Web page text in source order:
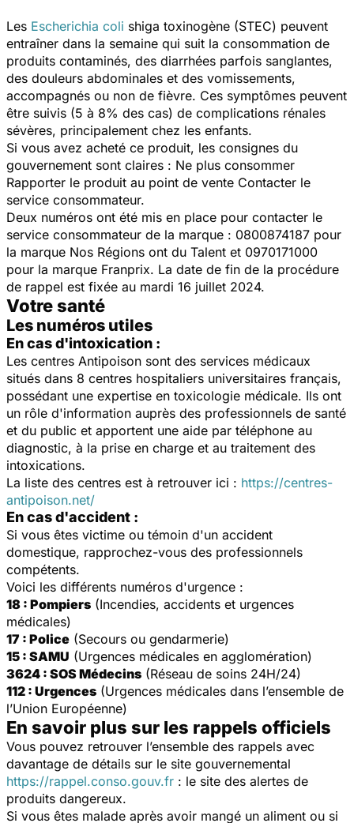
Les Escherichia coli shiga toxinogène (STEC) peuvent
entraîner dans la semaine qui suit la consommation de
produits contaminés, des diarrhées parfois sanglantes,
des douleurs abdominales et des vomissements,
accompagnés ou non de fièvre. Ces symptômes peuvent
être suivis (5 à 8% des cas) de complications rénales
sévères, principalement chez les enfants.
Si vous avez acheté ce produit, les consignes du
gouvernement sont claires : Ne plus consommer
Rapporter le produit au point de vente Contacter le
service consommateur.
Deux numéros ont été mis en place pour contacter le
service consommateur de la marque : 0800874187 pour
la marque Nos Régions ont du Talent et 0970171000
pour la marque Franprix. La date de fin de la procédure
de rappel est fixée au mardi 16 juillet 2024.
Votre santé
Les numéros utiles
En cas d'intoxication :
Les centres Antipoison sont des services médicaux
situés dans 8 centres hospitaliers universitaires français,
possédant une expertise en toxicologie médicale. Ils ont
un rôle d'information auprès des professionnels de santé
et du public et apportent une aide par téléphone au
diagnostic, à la prise en charge et au traitement des
intoxications.
La liste des centres est à retrouver ici : https://centres-
antipoison.net/
En cas d'accident :
Si vous êtes victime ou témoin d'un accident
domestique, rapprochez-vous des professionnels
compétents.
Voici les différents numéros d'urgence :
18 : Pompiers (Incendies, accidents et urgences
médicales)
17 : Police (Secours ou gendarmerie)
15 : SAMU (Urgences médicales en agglomération)
3624 : SOS Médecins (Réseau de soins 24H/24)
112 : Urgences (Urgences médicales dans l’ensemble de
l’Union Européenne)
En savoir plus sur les rappels officiels
Vous pouvez retrouver l’ensemble des rappels avec
davantage de détails sur le site gouvernemental
https://rappel.conso.gouv.fr : le site des alertes de
produits dangereux.
Si vous êtes malade après avoir mangé un aliment ou si